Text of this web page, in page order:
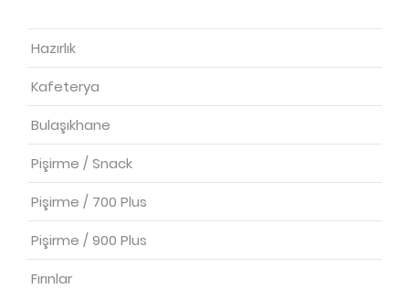
Hazırlık
Kafeterya
Bulaşıkhane
Pişirme / Snack
Pişirme / 700 Plus
Pişirme / 900 Plus
Fırınlar